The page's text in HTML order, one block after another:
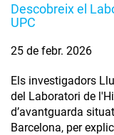
Descobreix el
UPC
25 de febr. 2026
Els investigadors
del Laboratori de
d’avantguarda
Barcelona, per